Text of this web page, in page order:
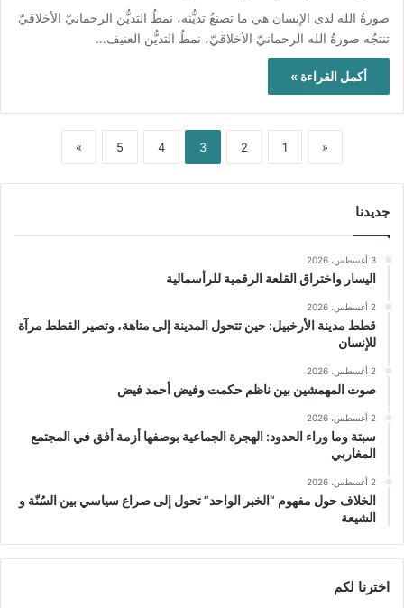
صورةُ الله لدى الإنسان هي ما تصنعُ تديُّنه، نمطُ التديُّن الرحمانيّ الأخلاقيّ
تنتجُه صورةُ الله الرحمانيّ الأخلاقيّ، نمطُ التديُّن العنيف…
أكمل القراءة »
«
1
2
3
4
5
»
جديدنا
3 أغسطس، 2026
اليسار واختراق القلعة الرقمية للرأسمالية
2 أغسطس، 2026
قطط مدينة الأرخبيل: حين تتحول المدينة إلى متاهة، وتصير القطط مرآة
للإنسان
2 أغسطس، 2026
صوت المهمشين بين ناظم حكمت وفيض أحمد فيض
2 أغسطس، 2026
سبتة وما وراء الحدود: الهجرة الجماعية بوصفها أزمة أفق في المجتمع
المغاربي
2 أغسطس، 2026
الخلاف حول مفهوم “الخبر الواحد” تحول إلى صراع سياسي بين السُنّة و
الشيعة
اخترنا لكم